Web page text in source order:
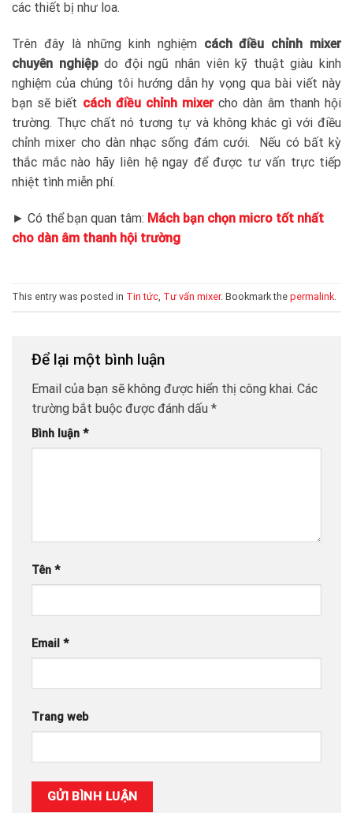
các thiết bị như loa.
Trên đây là những kinh nghiệm cách điều chỉnh mixer
chuyên nghiệpdo đội ngũ nhân viên kỹ thuật giàu kinh
nghiệm của chúng tôi hướng dẫn hy vọng qua bài viết này
bạn sẽ biết cách điều chỉnh mixercho dàn âm thanh hội
trường. Thực chất nó tương tự và không khác gì với điều
chỉnh mixer cho dàn nhạc sống đám cưới. Nếu có bất kỳ
thắc mắc nào hãy liên hệ ngay để được tư vấn trực tiếp
nhiệt tình miễn phí.
► Có thể bạn quan tâm: Mách bạn chọn micro tốt nhất
cho dàn âm thanh hội trường
This entry was posted in Tin tức, Tư vấn mixer. Bookmark the permalink.
Để lại một bình luận
Email của bạn sẽ không được hiển thị công khai. Các
trường bắt buộc được đánh dấu *
Bình luận *
Tên *
Email *
Trang web